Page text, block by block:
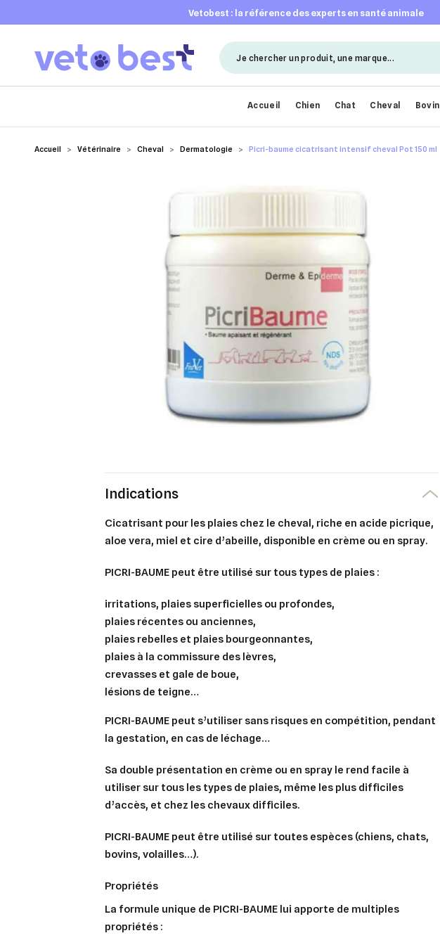
vetobest : la référence des experts en santé animale
Accueil Chien Chat Cheval Bovin
Accueil Vétérinaire Cheval Dermatologie Picri-baume cicatrisant intensif cheval Pot 150 ml
Indications
Cicatrisant pour les plaies chez le cheval, riche en acide picrique,
aloe vera, miel et cire d’abeille, disponible en crème ou en spray.
PICRI-BAUME peut être utilisé sur tous types de plaies :
irritations, plaies superficielles ou profondes,
plaies récentes ou anciennes,
plaies rebelles et plaies bourgeonnantes,
plaies à la commissure des lèvres,
crevasses et gale de boue,
lésions de teigne…
PICRI-BAUME peut s’utiliser sans risques en compétition, pendant
la gestation, en cas de léchage…
Sa double présentation en crème ou en spray le rend facile à
utiliser sur tous les types de plaies, même les plus difficiles
d’accès, et chez les chevaux difficiles.
PICRI-BAUME peut être utilisé sur toutes espèces (chiens, chats,
bovins, volailles…).
propriétés
La formule unique de PICRI-BAUME lui apporte de multiples
propriétés :